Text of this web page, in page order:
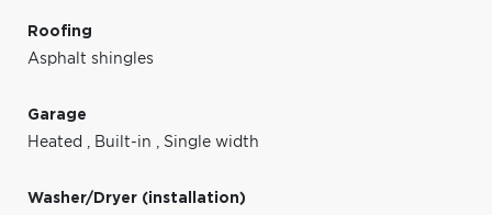
Roofing
Asphalt shingles
Garage
Heated , Built-in , Single width
Washer/Dryer (installation)